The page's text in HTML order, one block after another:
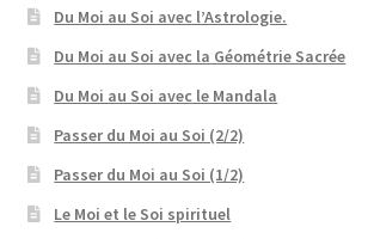
Du Moi au Soi avec l’Astrologie.
Du Moi au Soi avec la Géométrie Sacrée
Du Moi au Soi avec le Mandala
Passer du Moi au Soi (2/2)
Passer du Moi au Soi (1/2)
Le Moi et le Soi spirituel